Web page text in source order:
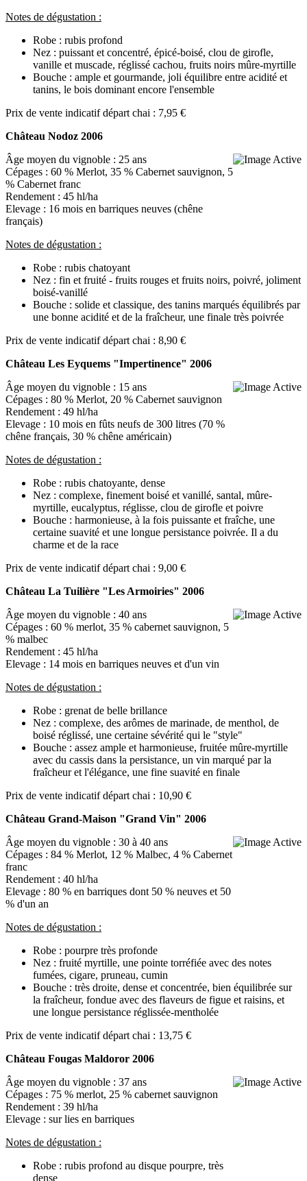
Notes de dégustation :
Robe : rubis profond
Nez : puissant et concentré, épicé-boisé, clou de girofle,
vanille et muscade, réglissé cachou, fruits noirs mûre-myrtille
Bouche : ample et gourmande, joli équilibre entre acidité et
tanins, le bois dominant encore l'ensemble
Prix de vente indicatif départ chai : 7,95 €
Château Nodoz 2006
Âge moyen du vignoble : 25 ans
Cépages : 60 % Merlot, 35 % Cabernet sauvignon, 5
% Cabernet franc
Rendement : 45 hl/ha
Elevage : 16 mois en barriques neuves (chêne
français)
Notes de dégustation :
Robe : rubis chatoyant
Nez : fin et fruité - fruits rouges et fruits noirs, poivré, joliment
boisé-vanillé
Bouche : solide et classique, des tanins marqués équilibrés par
une bonne acidité et de la fraîcheur, une finale très poivrée
Prix de vente indicatif départ chai : 8,90 €
Château Les Eyquems "Impertinence" 2006
Âge moyen du vignoble : 15 ans
Cépages : 80 % Merlot, 20 % Cabernet sauvignon
Rendement : 49 hl/ha
Elevage : 10 mois en fûts neufs de 300 litres (70 %
chêne français, 30 % chêne américain)
Notes de dégustation :
Robe : rubis chatoyante, dense
Nez : complexe, finement boisé et vanillé, santal, mûre-
myrtille, eucalyptus, réglisse, clou de girofle et poivre
Bouche : harmonieuse, à la fois puissante et fraîche, une
certaine suavité et une longue persistance poivrée. Il a du
charme et de la race
Prix de vente indicatif départ chai : 9,00 €
Château La Tuilière "Les Armoiries" 2006
Âge moyen du vignoble : 40 ans
Cépages : 60 % merlot, 35 % cabernet sauvignon, 5
% malbec
Rendement : 45 hl/ha
Elevage : 14 mois en barriques neuves et d'un vin
Notes de dégustation :
Robe : grenat de belle brillance
Nez : complexe, des arômes de marinade, de menthol, de
boisé réglissé, une certaine sévérité qui le "style"
Bouche : assez ample et harmonieuse, fruitée mûre-myrtille
avec du cassis dans la persistance, un vin marqué par la
fraîcheur et l'élégance, une fine suavité en finale
Prix de vente indicatif départ chai : 10,90 €
Château Grand-Maison "Grand Vin" 2006
Âge moyen du vignoble : 30 à 40 ans
Cépages : 84 % Merlot, 12 % Malbec, 4 % Cabernet
franc
Rendement : 40 hl/ha
Elevage : 80 % en barriques dont 50 % neuves et 50
% d'un an
Notes de dégustation :
Robe : pourpre très profonde
Nez : fruité myrtille, une pointe torréfiée avec des notes
fumées, cigare, pruneau, cumin
Bouche : très droite, dense et concentrée, bien équilibrée sur
la fraîcheur, fondue avec des flaveurs de figue et raisins, et
une longue persistance réglissée-mentholée
Prix de vente indicatif départ chai : 13,75 €
Château Fougas Maldoror 2006
Âge moyen du vignoble : 37 ans
Cépages : 75 % merlot, 25 % cabernet sauvignon
Rendement : 39 hl/ha
Elevage : sur lies en barriques
Notes de dégustation :
Robe : rubis profond au disque pourpre, très
dense